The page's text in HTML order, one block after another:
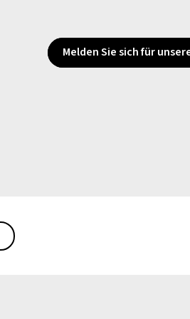
Melden Sie sich für